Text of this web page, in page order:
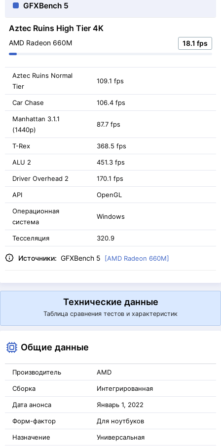
GFXBench 5
Aztec Ruins High Tier 4K
AMD Radeon 660M 18.1 fps
Aztec Ruins Normal
Tier
109.1 fps
Car Chase 106.4 fps
Manhattan 3.1.1
(1440p)
87.7 fps
T-Rex 368.5 fps
ALU 2 451.3 fps
Driver Overhead 2 170.1 fps
API OpenGL
Операционная
система
Windows
Тесселяция 320.9
Источники: GFXBench 5 [AMD Radeon 660M]
Технические данные
Таблица сравнения тестов и характеристик
Общие данные
Производитель AMD
Сборка Интегрированная
Дата анонса Январь 1, 2022
Форм-фактор Для ноутбуков
Назначение Универсальная